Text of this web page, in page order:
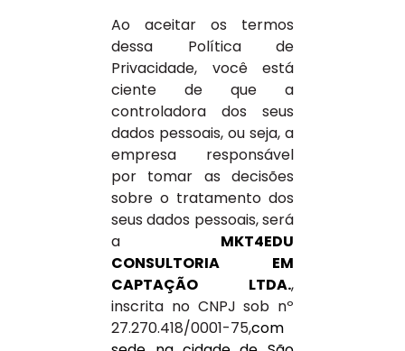
Ao aceitar os termos
dessa Política de
Privacidade, você está
ciente de que a
controladora dos seus
dados pessoais, ou seja, a
empresa responsável
por tomar as decisões
sobre o tratamento dos
seus dados pessoais, será
a MKT4EDU
CONSULTORIA EM
CAPTAÇÃO LTDA.,
inscrita no CNPJ sob nº
27.270.418/0001-75,com